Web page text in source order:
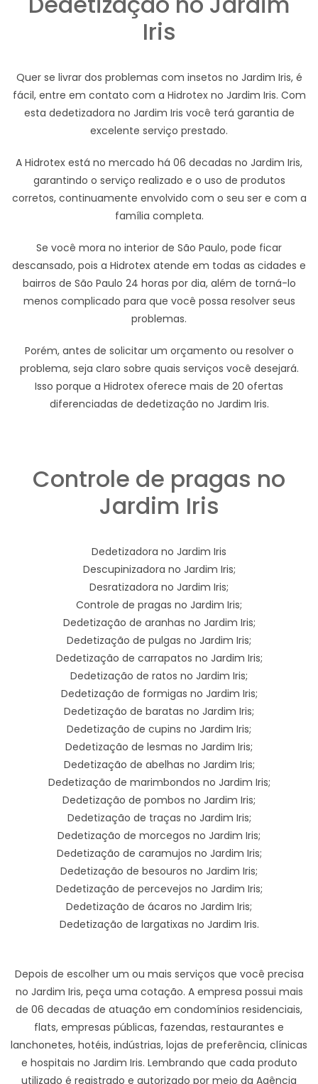
Iris
Quer se livrar dos problemas com insetos no Jardim Iris, é
fácil, entre em contato com a Hidrotex no Jardim Iris. Com
esta dedetizadora no Jardim Iris você terá garantia de
excelente serviço prestado.
A Hidrotex está no mercado há 06 decadas no Jardim Iris,
garantindo o serviço realizado e o uso de produtos
corretos, continuamente envolvido com o seu ser e com a
família completa.
Se você mora no interior de São Paulo, pode ficar
descansado, pois a Hidrotex atende em todas as cidades e
bairros de São Paulo 24 horas por dia, além de torná-lo
menos complicado para que você possa resolver seus
problemas.
Porém, antes de solicitar um orçamento ou resolver o
problema, seja claro sobre quais serviços você desejará.
Isso porque a Hidrotex oferece mais de 20 ofertas
diferenciadas de dedetização no Jardim Iris.
Controle de pragas no
Jardim Iris
Dedetizadora no Jardim Iris
Descupinizadora no Jardim Iris;
Desratizadora no Jardim Iris;
Controle de pragas no Jardim Iris;
Dedetização de aranhas no Jardim Iris;
Dedetização de pulgas no Jardim Iris;
Dedetização de carrapatos no Jardim Iris;
Dedetização de ratos no Jardim Iris;
Dedetização de formigas no Jardim Iris;
Dedetização de baratas no Jardim Iris;
Dedetização de cupins no Jardim Iris;
Dedetização de lesmas no Jardim Iris;
Dedetização de abelhas no Jardim Iris;
Dedetização de marimbondos no Jardim Iris;
Dedetização de pombos no Jardim Iris;
Dedetização de traças no Jardim Iris;
Dedetização de morcegos no Jardim Iris;
Dedetização de caramujos no Jardim Iris;
Dedetização de besouros no Jardim Iris;
Dedetização de percevejos no Jardim Iris;
Dedetização de ácaros no Jardim Iris;
Dedetização de largatixas no Jardim Iris.
Depois de escolher um ou mais serviços que você precisa
no Jardim Iris, peça uma cotação. A empresa possui mais
de 06 decadas de atuação em condomínios residenciais,
flats, empresas públicas, fazendas, restaurantes e
lanchonetes, hotéis, indústrias, lojas de preferência, clínicas
e hospitais no Jardim Iris. Lembrando que cada produto
utilizado é registrado e autorizado por meio da Agência